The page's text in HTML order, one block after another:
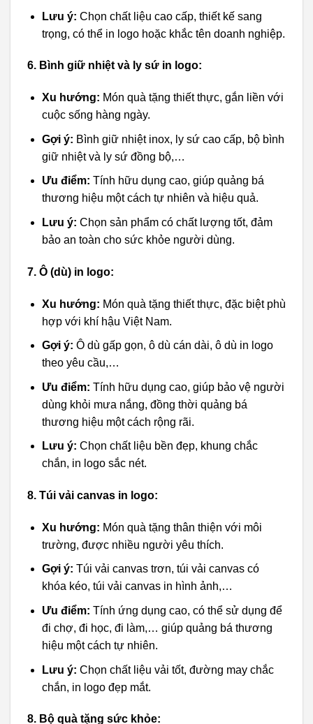
Lưu ý: Chọn chất liệu cao cấp, thiết kế sang
trọng, có thể in logo hoặc khắc tên doanh nghiệp.
6. Bình giữ nhiệt và ly sứ in logo:
Xu hướng: Món quà tặng thiết thực, gắn liền với
cuộc sống hàng ngày.
Gợi ý: Bình giữ nhiệt inox, ly sứ cao cấp, bộ bình
giữ nhiệt và ly sứ đồng bộ,…
Ưu điểm: Tính hữu dụng cao, giúp quảng bá
thương hiệu một cách tự nhiên và hiệu quả.
Lưu ý: Chọn sản phẩm có chất lượng tốt, đảm
bảo an toàn cho sức khỏe người dùng.
7. Ô (dù) in logo:
Xu hướng: Món quà tặng thiết thực, đặc biệt phù
hợp với khí hậu Việt Nam.
Gợi ý: Ô dù gấp gọn, ô dù cán dài, ô dù in logo
theo yêu cầu,…
Ưu điểm: Tính hữu dụng cao, giúp bảo vệ người
dùng khỏi mưa nắng, đồng thời quảng bá
thương hiệu một cách rộng rãi.
Lưu ý: Chọn chất liệu bền đẹp, khung chắc
chắn, in logo sắc nét.
8. Túi vải canvas in logo:
Xu hướng: Món quà tặng thân thiện với môi
trường, được nhiều người yêu thích.
Gợi ý: Túi vải canvas trơn, túi vải canvas có
khóa kéo, túi vải canvas in hình ảnh,…
Ưu điểm: Tính ứng dụng cao, có thể sử dụng để
đi chợ, đi học, đi làm,… giúp quảng bá thương
hiệu một cách tự nhiên.
Lưu ý: Chọn chất liệu vải tốt, đường may chắc
chắn, in logo đẹp mắt.
8. Bộ quà tặng sức khỏe: